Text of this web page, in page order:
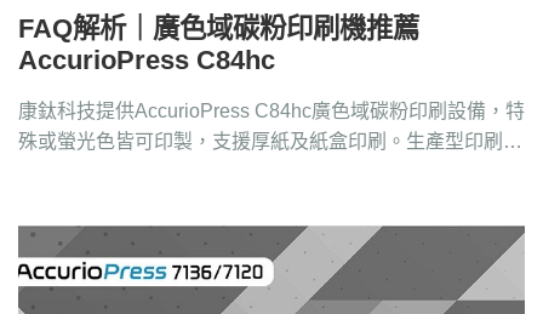
FAQ解析｜廣色域碳粉印刷機推薦
AccurioPress C84hc
康鈦科技提供AccurioPress C84hc廣色域碳粉印刷設備，特
殊或螢光色皆可印製，支援厚紙及紙盒印刷。生產型印刷設